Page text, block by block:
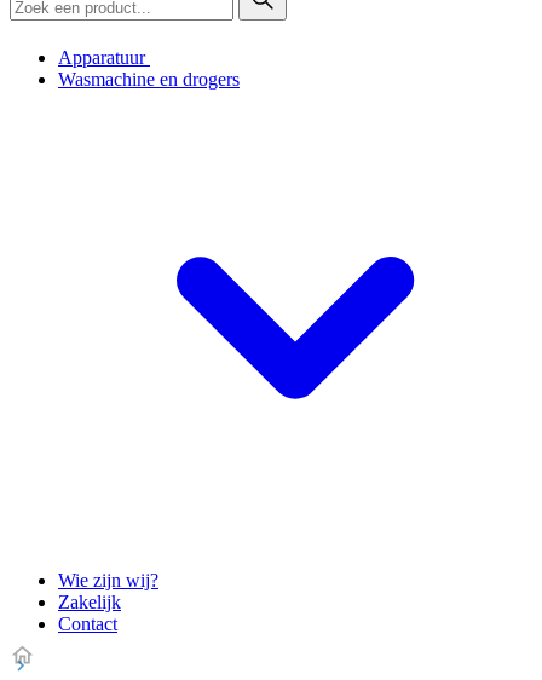
Apparatuur
Wasmachine en drogers
Wie zijn wij?
Zakelijk
Contact